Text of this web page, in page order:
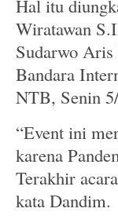
Hal itu
Wiratawan
Sudarwo Aris
Bandara
NTB, Senin
“Event ini
karena
Terakhir
kata Dandim.